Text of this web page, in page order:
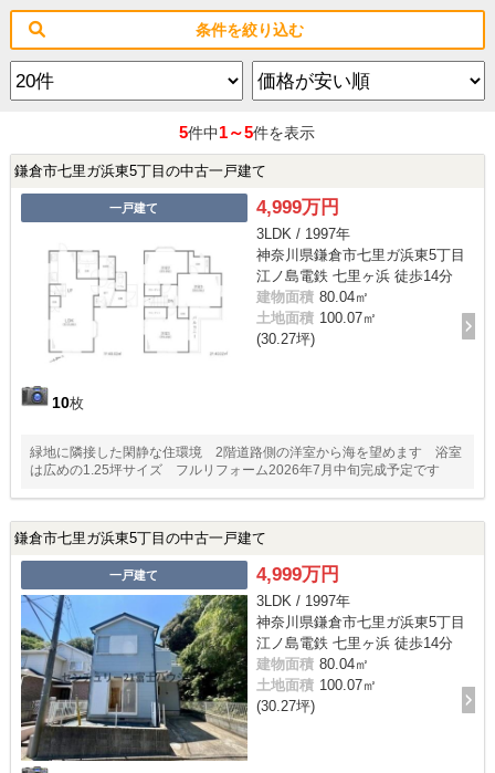
条件を絞り込む
5件中1～5件を表示
鎌倉市七里ガ浜東5丁目の中古一戸建て
一戸建て
10枚
4,999万円
3LDK / 1997年
神奈川県鎌倉市七里ガ浜東5丁目
江ノ島電鉄 七里ヶ浜 徒歩14分
建物面積 80.04㎡
土地面積 100.07㎡
(30.27坪)
緑地に隣接した閑静な住環境 2階道路側の洋室から海を望めます 浴室
は広めの1.25坪サイズ フルリフォーム2026年7月中旬完成予定です
鎌倉市七里ガ浜東5丁目の中古一戸建て
一戸建て 4,999万円
3LDK / 1997年
神奈川県鎌倉市七里ガ浜東5丁目
江ノ島電鉄 七里ヶ浜 徒歩14分
建物面積 80.04㎡
土地面積 100.07㎡
(30.27坪)